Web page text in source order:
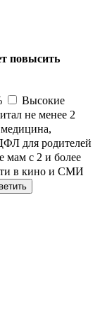
повысить
Высокие
не менее 2
для родителей
мам с 2 и более
в кино и СМИ